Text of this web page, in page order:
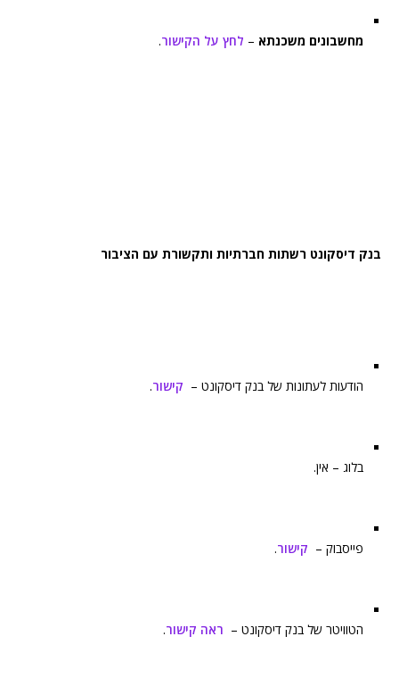
מחשבונים משכנתא – לחץ על הקישור.
בנק דיסקונט רשתות חברתיות ותקשורת עם הציבור
הודעות לעתונות של בנק דיסקונט – קישור.
בלוג – אין.
פייסבוק – קישור.
הטוויטר של בנק דיסקונט – ראה קישור.